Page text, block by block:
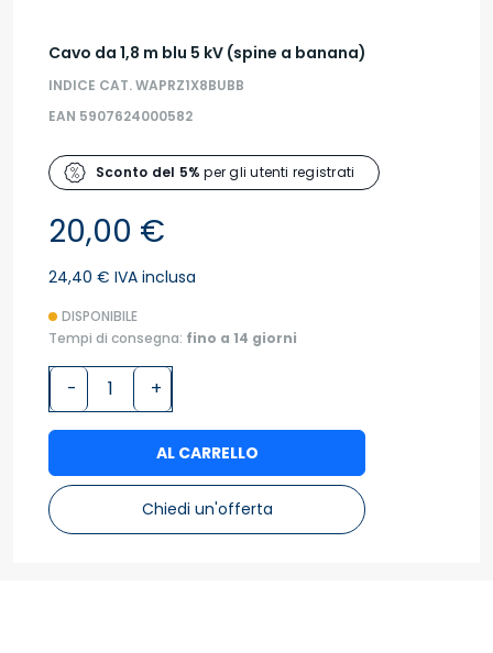
Cavo da 1,8 m blu 5 kV (spine a banana)
INDICE CAT. WAPRZ1X8BUBB
EAN 5907624000582
Sconto del 5% per gli utenti registrati
20,00 €
24,40 € IVA inclusa
DISPONIBILE
Tempi di consegna: fino a 14 giorni
- +
AL CARRELLO
Chiedi un'offerta